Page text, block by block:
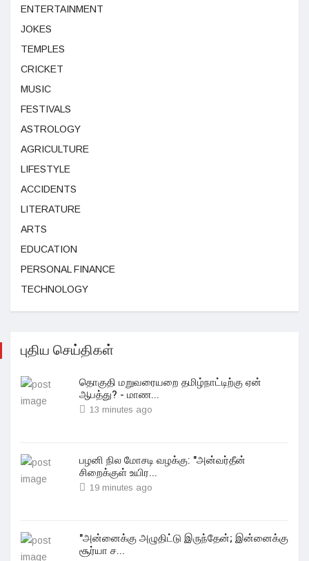
ENTERTAINMENT
JOKES
TEMPLES
CRICKET
MUSIC
FESTIVALS
ASTROLOGY
AGRICULTURE
LIFESTYLE
ACCIDENTS
LITERATURE
ARTS
EDUCATION
PERSONAL FINANCE
TECHNOLOGY
புதிய செய்திகள்
தொகுதி மறுவரையறை தமிழ்நாட்டிற்கு ஏன்
ஆபத்து? - மாண...
13 minutes ago
பழனி நில மோசடி வழக்கு: "அன்வர்தீன்
சிறைக்குள் உயிர...
19 minutes ago
"அன்னைக்கு அழுதிட்டு இருந்தேன்; இன்னைக்கு
சூர்யா ச...